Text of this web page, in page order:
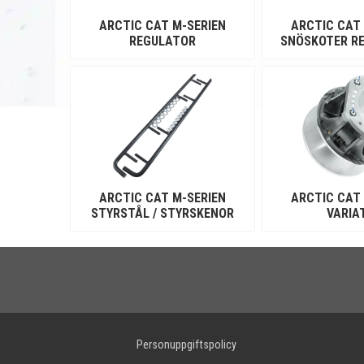
- Arctic Cat M 858
ARCTIC CAT M-SERIEN
REGULATOR
ARCTIC CAT
SNÖSKOTER
ARCTIC CAT M-SERIEN
STYRSTÅL / STYRSKENOR
ARCTIC CAT
Personuppgiftspolicy